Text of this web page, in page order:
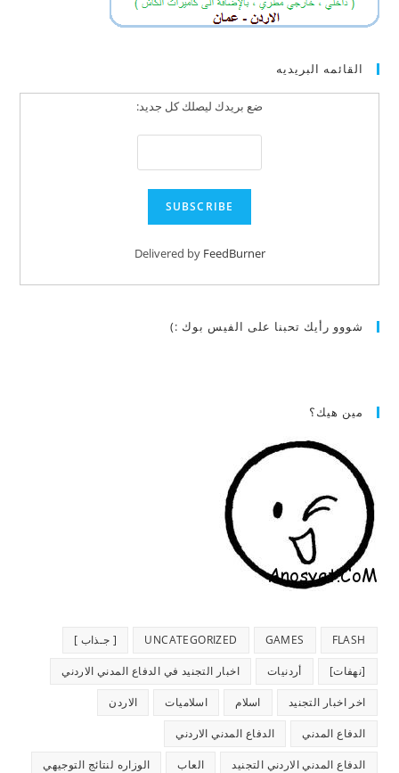
القائمه البريديه
ضع بريدك ليصلك كل جديد:
Delivered by FeedBurner
شووو رأيك تحبنا على الفيس بوك :)
مين هيك؟
FLASH
GAMES
UNCATEGORIZED [ جـذاب ]
[نهفات] أردنيات اخبار التجنيد في الدفاع المدني الاردني
اخر اخبار التجنيد اسلام اسلاميات الاردن
الدفاع المدني الدفاع المدني الاردني
الدفاع المدني الاردني التجنيد العاب الوزاره لنتائج التوجيهي